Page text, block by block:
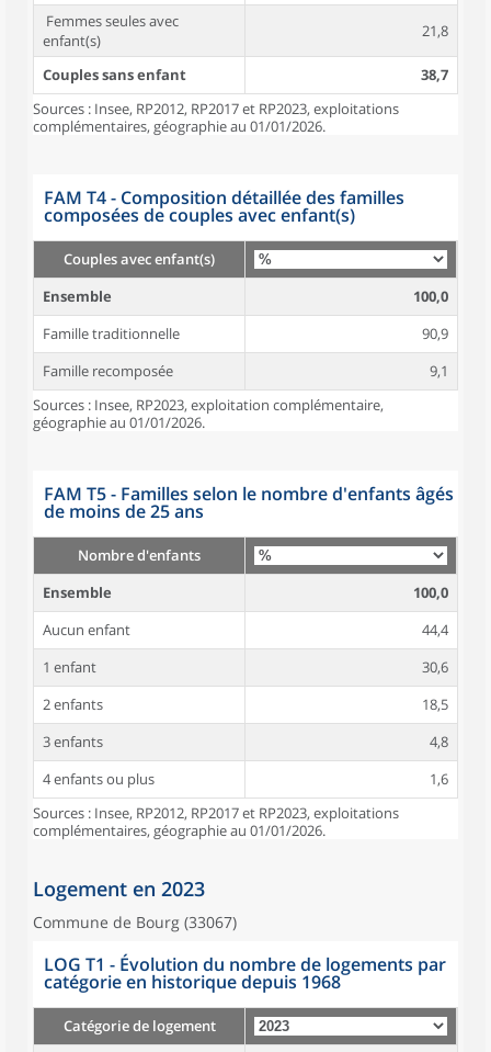
Femmes seules avec
enfant(s)
21,8
Couples sans enfant
38,7
Sources : Insee, RP2012, RP2017 et RP2023, exploitations
complémentaires, géographie au 01/01/2026.
FAM T4 - Composition détaillée des familles
composées de couples avec enfant(s)
Couples avec enfant(s)
Ensemble
100,0
Famille traditionnelle
90,9
Famille recomposée
9,1
Sources : Insee, RP2023, exploitation complémentaire,
géographie au 01/01/2026.
FAM T5 - Familles selon le nombre d'enfants âgés
de moins de 25 ans
Nombre d'enfants
Ensemble
100,0
Aucun enfant
44,4
1 enfant
30,6
2 enfants
18,5
3 enfants
4,8
4 enfants ou plus
1,6
Sources : Insee, RP2012, RP2017 et RP2023, exploitations
complémentaires, géographie au 01/01/2026.
Logement en 2023
Commune de Bourg (33067)
LOG T1 - Évolution du nombre de logements par
catégorie en historique depuis 1968
Catégorie de logement